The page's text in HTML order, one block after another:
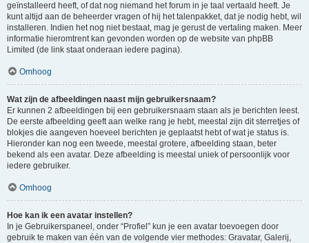
geïnstalleerd heeft, of dat nog niemand het forum in je taal vertaald heeft. Je
kunt altijd aan de beheerder vragen of hij het talenpakket, dat je nodig hebt, wil
installeren. Indien het nog niet bestaat, mag je gerust de vertaling maken. Meer
informatie hieromtrent kan gevonden worden op de website van phpBB
Limited (de link staat onderaan iedere pagina).
Omhoog
Wat zijn de afbeeldingen naast mijn gebruikersnaam?
Er kunnen 2 afbeeldingen bij een gebruikersnaam staan als je berichten leest.
De eerste afbeelding geeft aan welke rang je hebt, meestal zijn dit sterretjes of
blokjes die aangeven hoeveel berichten je geplaatst hebt of wat je status is.
Hieronder kan nog een tweede, meestal grotere, afbeelding staan, beter
bekend als een avatar. Deze afbeelding is meestal uniek of persoonlijk voor
iedere gebruiker.
Omhoog
Hoe kan ik een avatar instellen?
In je Gebruikerspaneel, onder “Profiel” kun je een avatar toevoegen door
gebruik te maken van één van de volgende vier methodes: Gravatar, Galerij,